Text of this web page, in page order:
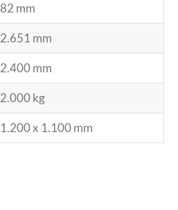
82 mm
2.651 mm
2.400 mm
2.000 kg
1.200 x 1.100 mm